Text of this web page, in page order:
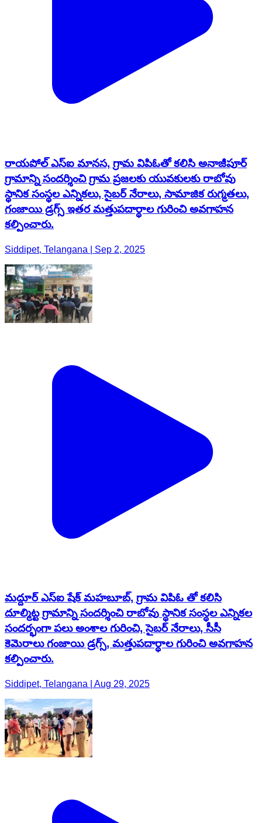
రాయపోల్ ఎస్ఐ మానస, గ్రామ విపిఓతో కలిసి అనాజీపూర్
గ్రామాన్ని సందర్శించి గ్రామ ప్రజలకు యువకులకు రాబోవు
స్థానిక సంస్థల ఎన్నికలు, సైబర్ నేరాలు, సామాజిక రుగ్మతలు,
గంజాయి డ్రగ్స్ ఇతర మత్తుపదార్థాల గురించి అవగాహన
కల్పించారు.
Siddipet, Telangana | Sep 2, 2025
మద్దూర్ ఎస్ఐ షేక్ మహబూబ్, గ్రామ విపిఓ తో కలిసి
దూల్మిట్ట గ్రామాన్ని సందర్శించి రాబోవు స్థానిక సంస్థల ఎన్నికల
సందర్భంగా పలు అంశాల గురించి, సైబర్ నేరాలు, సీసీ
కెమెరాలు గంజాయి డ్రగ్స్, మత్తుపదార్థాల గురించి అవగాహన
కల్పించారు.
Siddipet, Telangana | Aug 29, 2025